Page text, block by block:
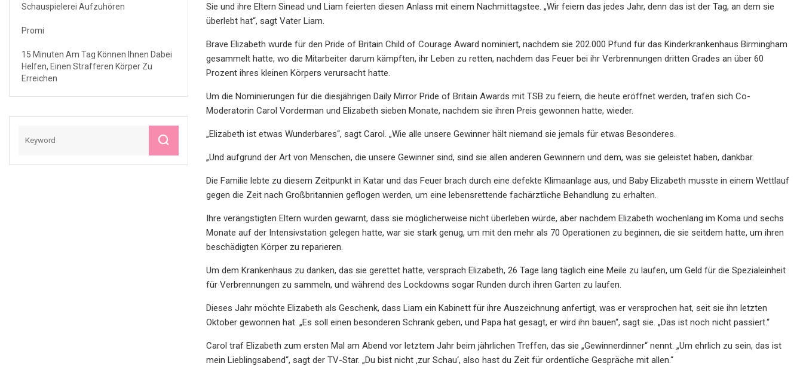
Schauspielerei Aufzuhören
Promi
15 Minuten Am Tag Können Ihnen Dabei
Helfen, Einen Strafferen Körper Zu
Erreichen
Sie und ihre Eltern Sinead und Liam feierten diesen Anlass mit einem Nachmittagstee. „Wir feiern das jedes Jahr, denn das ist der Tag, an dem sie
überlebt hat“, sagt Vater Liam.
Brave Elizabeth wurde für den Pride of Britain Child of Courage Award nominiert, nachdem sie 202.000 Pfund für das Kinderkrankenhaus Birmingham
gesammelt hatte, wo die Mitarbeiter darum kämpften, ihr Leben zu retten, nachdem das Feuer bei ihr Verbrennungen dritten Grades an über 60
Prozent ihres kleinen Körpers verursacht hatte.
Um die Nominierungen für die diesjährigen Daily Mirror Pride of Britain Awards mit TSB zu feiern, die heute eröffnet werden, trafen sich Co-
Moderatorin Carol Vorderman und Elizabeth sieben Monate, nachdem sie ihren Preis gewonnen hatte, wieder.
„Elizabeth ist etwas Wunderbares“, sagt Carol. „Wie alle unsere Gewinner hält niemand sie jemals für etwas Besonderes.
„Und aufgrund der Art von Menschen, die unsere Gewinner sind, sind sie allen anderen Gewinnern und dem, was sie geleistet haben, dankbar.
Die Familie lebte zu diesem Zeitpunkt in Katar und das Feuer brach durch eine defekte Klimaanlage aus, und Baby Elizabeth musste in einem Wettlauf
gegen die Zeit nach Großbritannien geflogen werden, um eine lebensrettende fachärztliche Behandlung zu erhalten.
Ihre verängstigten Eltern wurden gewarnt, dass sie möglicherweise nicht überleben würde, aber nachdem Elizabeth wochenlang im Koma und sechs
Monate auf der Intensivstation gelegen hatte, war sie stark genug, um mit den mehr als 70 Operationen zu beginnen, die sie seitdem hatte, um ihren
beschädigten Körper zu reparieren.
Um dem Krankenhaus zu danken, das sie gerettet hatte, versprach Elizabeth, 26 Tage lang täglich eine Meile zu laufen, um Geld für die Spezialeinheit
für Verbrennungen zu sammeln, und während des Lockdowns sogar Runden durch ihren Garten zu laufen.
Dieses Jahr möchte Elizabeth als Geschenk, dass Liam ein Kabinett für ihre Auszeichnung anfertigt, was er versprochen hat, seit sie ihn letzten
Oktober gewonnen hat. „Es soll einen besonderen Schrank geben, und Papa hat gesagt, er wird ihn bauen“, sagt sie. „Das ist noch nicht passiert.“
Carol traf Elizabeth zum ersten Mal am Abend vor letztem Jahr beim jährlichen Treffen, das sie „Gewinnerdinner“ nennt. „Um ehrlich zu sein, das ist
mein Lieblingsabend“, sagt der TV-Star. „Du bist nicht ‚zur Schau‘, also hast du Zeit für ordentliche Gespräche mit allen.“